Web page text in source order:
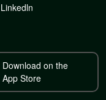
Linkedln
Download on the
App Store